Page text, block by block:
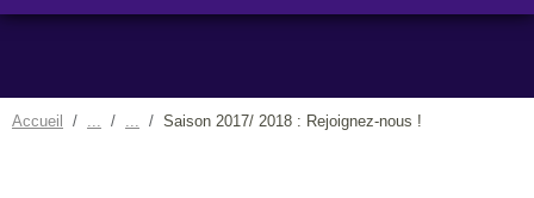
Accueil Saison 2017/ 2018 : Rejoignez-nous !